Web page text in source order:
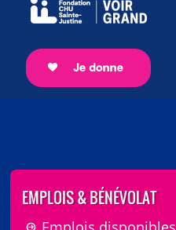
EMPLOIS & BÉNÉVOLAT